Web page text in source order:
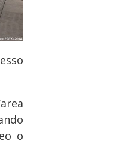
o